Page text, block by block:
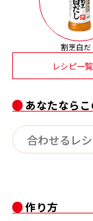
楽チン屋
割烹白だしレ
だし巻き卵特集
かつおだしが
割烹白だ
レシピ一覧
あなたなら
作り方